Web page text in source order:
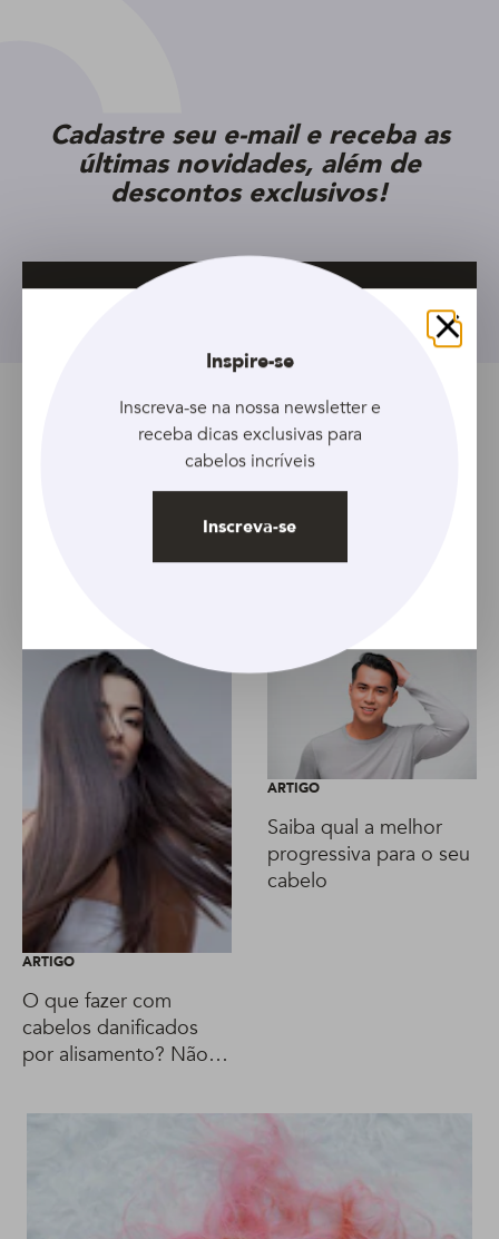
Cadastre seu e-mail e receba as
últimas novidades, além de
descontos exclusivos!
Tópicos relacionados
Feminino Queratina
Artigo anterior Artigo seguinte
ARTIGO
O que fazer com
cabelos danificados
por alisamento? Não
ARTIGO
Saiba qual a melhor
progressiva para o seu
cabelo
Fechar
Inspire-se
Inscreva-se na nossa newsletter e
receba dicas exclusivas para
cabelos incríveis
Inscreva-se